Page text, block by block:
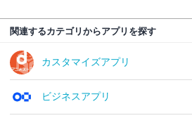
関連するカテゴリからアプリを探す
カスタマイズアプリ
ビジネスアプリ